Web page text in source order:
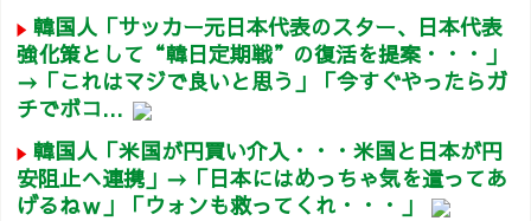
韓国人「サッカー元日本代表のスター、日本代表
強化策として“韓日定期戦”の復活を提案・・・」
→「これはマジで良いと思う」「今すぐやったらガ
チでボコ...
韓国人「米国が円買い介入・・・米国と日本が円
安阻止へ連携」→「日本にはめっちゃ気を遣ってあ
げるねｗ」「ウォンも救ってくれ・・・」